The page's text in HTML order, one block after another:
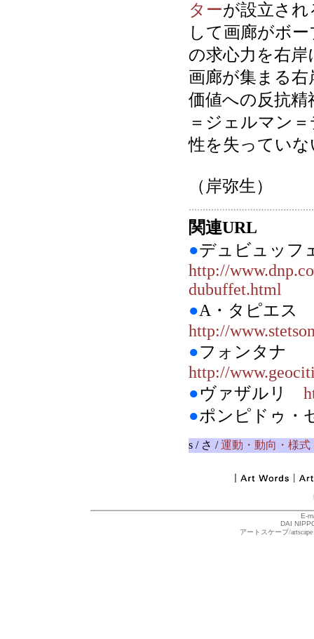
ターが設立さ
して画廊がボ
の求心力を右
画廊が集まる
価値への反抗
＝ジェルマン
性を失っていな
（岸弥生）
関連URL
●デュビュッ
http://
dubuffet.html
●A・タピエス
http://
●フォンタナ
http://
●ヴァザルリ
●ポンピドゥ
s / さ /運動・動向・様式
E-
DAI
アートスケープ/